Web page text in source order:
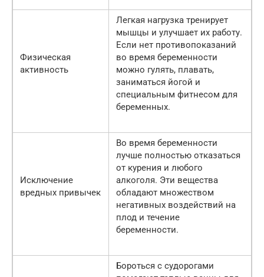
Физическая
активность
Легкая нагрузка тренирует
мышцы и улучшает их работу.
Если нет противопоказаний
во время беременности
можно гулять, плавать,
заниматься йогой и
специальным фитнесом для
беременных.
Исключение
вредных привычек
Во время беременности
лучше полностью отказаться
от курения и любого
алкоголя. Эти вещества
обладают множеством
негативных воздействий на
плод и течение
беременности.
Бороться с судорогами